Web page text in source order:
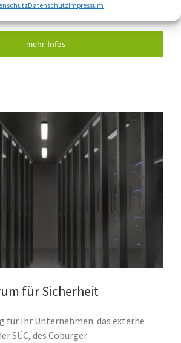
DatenschutzImpressum
Coburg.
mehr Infos
für Sicherheit
für Ihr Unternehmen: das externe
SÜC, des Coburger